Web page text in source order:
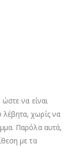
να είναι
χωρίς να
Παρόλα αυτά,
με τα